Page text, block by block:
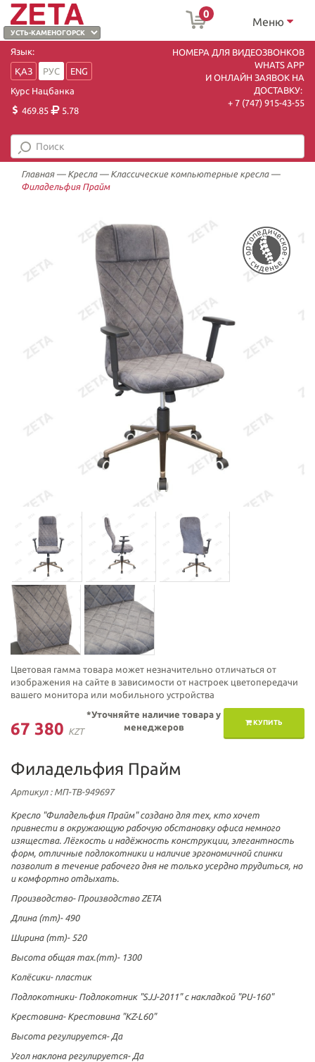
0
Меню
Язык:
ҚАЗ
РУС
ENG
Курс Нацбанка
469.85
5.78
НОМЕРА ДЛЯ ВИДЕОЗВОНКОВ
WHATS APP
И ОНЛАЙН ЗАЯВОК НА
ДОСТАВКУ:
+ 7 (747) 915-43-55
Главная— Кресла— Классические компьютерные кресла—
Филадельфия Прайм
Цветовая гамма товара может незначительно отличаться от
изображения на сайте в зависимости от настроек цветопередачи
вашего монитора или мобильного устройства
67 380 KZT
КУПИТЬ
*Уточняйте наличие товара у
менеджеров
Филадельфия Прайм
Артикул: МП-ТВ-949697
Кресло "Филадельфия Прайм" создано для тех, кто хочет
привнести в окружающую рабочую обстановку офиса немного
изящества. Лёгкость и надёжность конструкции, элегантность
форм, отличные подлокотники и наличие эргономичной спинки
позволит в течение рабочего дня не только усердно трудиться, но
и комфортно отдыхать.
Производство- Производство ZETA
Длина (mm)- 490
Ширина (mm)- 520
Высота общая max.(mm)- 1300
Колёсики- пластик
Подлокотники- Подлокотник "SJJ-2011" с накладкой "PU-160"
Крестовина- Крестовина "KZ-L60"
Высота регулируется- Да
Угол наклона регулируется- Да